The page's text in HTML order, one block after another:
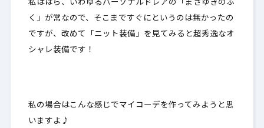
私はほら、いわゆるパーソナルドレアの「まさゆきのふ
く」が常なので、そこまですぐにというのは無かったの
ですが、改めて「ニット装備」を見てみると超秀逸なオ
シャレ装備です！
私の場合はこんな感じでマイコーデを作ってみようと思
いますよ♪